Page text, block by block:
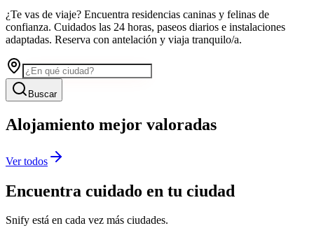
¿Te vas de viaje? Encuentra residencias caninas y felinas de
confianza. Cuidados las 24 horas, paseos diarios e instalaciones
adaptadas. Reserva con antelación y viaja tranquilo/a.
Buscar
Alojamiento mejor valoradas
Ver todos
Encuentra cuidado en tu ciudad
Snify está en cada vez más ciudades.